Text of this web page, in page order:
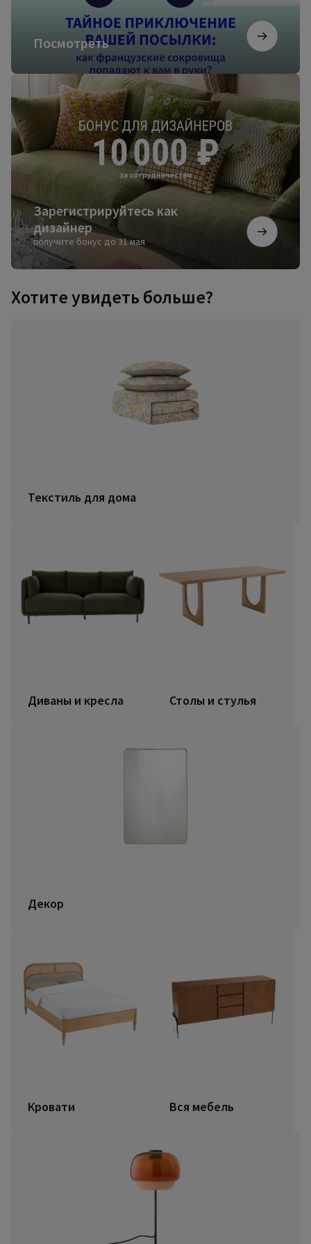
Посмотреть
Зарегистрируйтесь как
дизайнер
получите бонус до 31 мая
Зарегистрируйтесь
как
дизайнер
Хотите увидеть больше?
Текстиль для дома
Диваны и кресла Столы и стулья
Декор
Кровати Вся мебель